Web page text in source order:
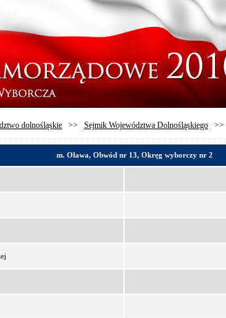
dolnośląskie >> Sejmik Województwa Dolnośląskiego >>
m. Oława, Obwód nr 13, Okręg wyborczy nr 2